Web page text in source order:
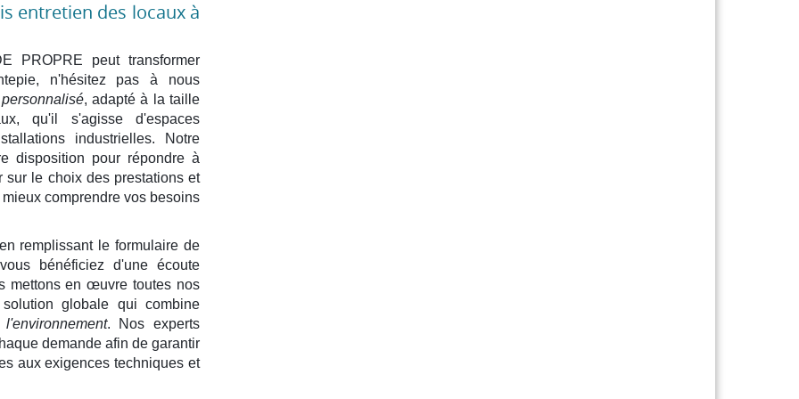
entretien des locaux à
PROPRE peut transformer
n'hésitez pas à nous
, adapté à la taille
qu'il s'agisse d'espaces
industrielles. Notre
disposition pour répondre à
sur le choix des prestations et
comprendre vos besoins
remplissant le formulaire de
bénéficiez d'une écoute
mettons en œuvre toutes nos
globale qui combine
. Nos experts
demande afin de garantir
aux exigences techniques et